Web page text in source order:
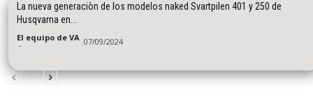
La nueva generaciòn de los modelos naked Svartpilen 401 y 250 de
Husqvarna en...
El equipo de VA
- 07/09/2024